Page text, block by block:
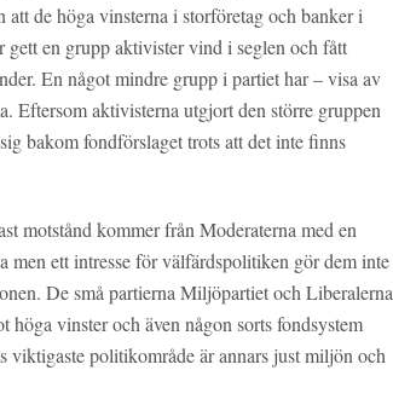
de höga vinsterna i storföretag och banker i
en grupp aktivister vind i seglen och fått
En något mindre grupp i partiet har – visa av
Eftersom aktivisterna utgjort den större gruppen
bakom fondförslaget trots att det inte finns
motstånd kommer från Moderaterna med en
men ett intresse för välfärdspolitiken gör dem inte
De små partierna Miljöpartiet och Liberalerna
vinster och även någon sorts fondsystem
politikområde är annars just miljön och